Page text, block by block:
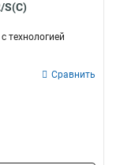
S(C)
технологией
Сравнить